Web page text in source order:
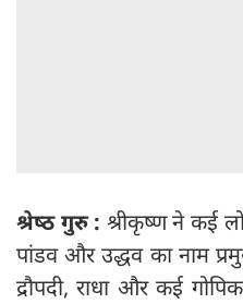
श्रेष्‍ठ गुरु : श्रीकृष्‍ण ने कई
पांडव और उद्धव का नाम
द्रौपदी, राधा और कई